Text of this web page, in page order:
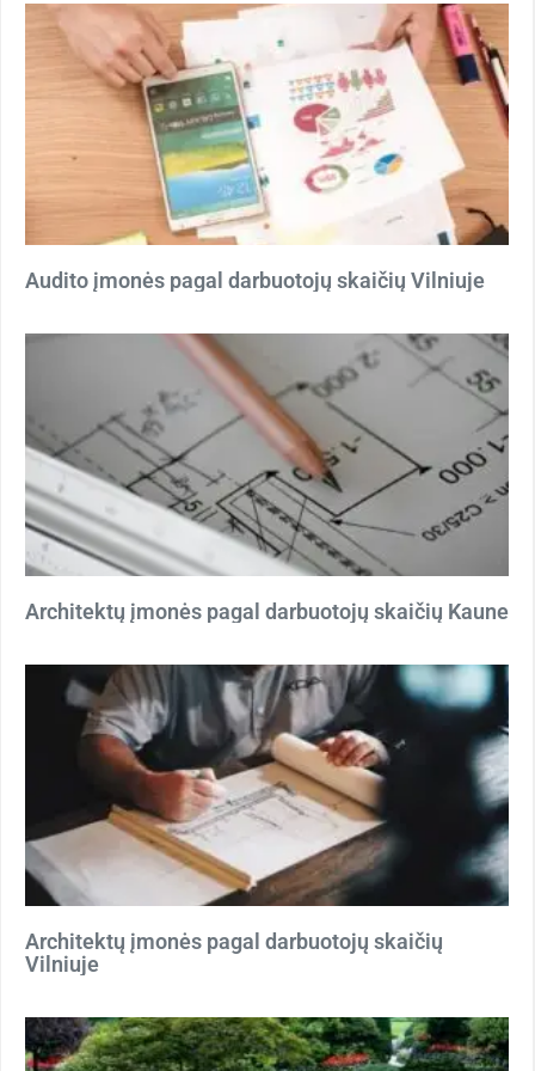
Audito įmonės pagal darbuotojų skaičių Vilniuje
Architektų įmonės pagal darbuotojų skaičių Kaune
Architektų įmonės pagal darbuotojų skaičių
Vilniuje